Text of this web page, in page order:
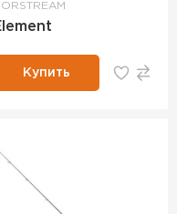
Купить